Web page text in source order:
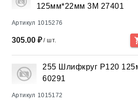
125мм*22мм 3М 27401
Артикул 1015276
305.00 ₽/ шт.
255 Шлифкруг Р120
60291
Артикул 1015172